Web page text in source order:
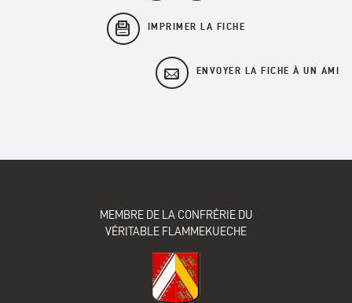
IMPRIMER LA FICHE
ENVOYER LA FICHE À UN AMI
MEMBRE DE LA CONFRÉRIE DU
VÉRITABLE FLAMMEKUECHE